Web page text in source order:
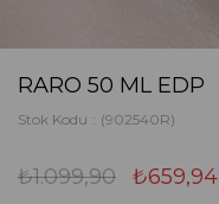
RARO 50 ML EDP
Stok Kodu (902540R)
₺1.099,90 ₺659,94